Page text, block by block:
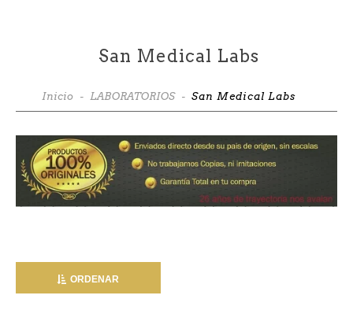
San Medical Labs
Inicio - LABORATORIOS - San Medical Labs
ORDENAR